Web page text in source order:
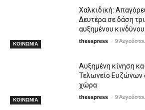
ΚΟΙΝΩΝΙΑ
Χαλκιδική:
Δευτέρα σε δάση
αυξημένου
thesspress - 9
ΚΟΙΝΩΝΙΑ
Αυξημένη κίνηση
Τελωνείο Ευζώνων
χώρα
thesspress - 9